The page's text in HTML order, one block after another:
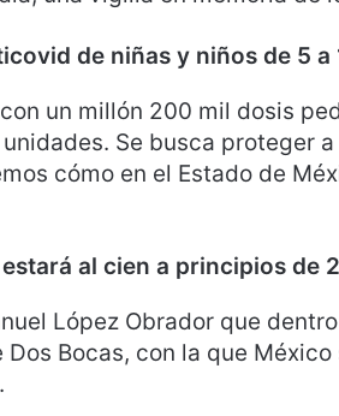
de niñas y niños de 5 a
un millón 200 mil dosis
Se busca proteger
cómo en el Estado de
al cien a principios de
López Obrador que
Bocas, con la que